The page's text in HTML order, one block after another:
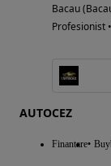
Bacau
Profesionist
AUTOCEZ
Finantare